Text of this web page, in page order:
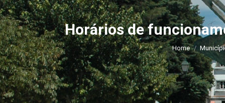
Horários de
Home